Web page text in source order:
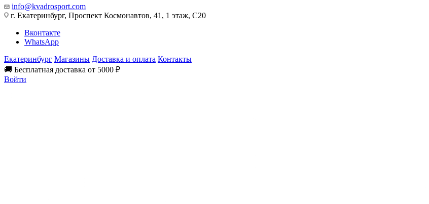
info@kvadrosport.com
г. Екатеринбург, Проспект Космонавтов, 41, 1 этаж, С20
Вконтакте
WhatsApp
Екатеринбург Магазины Доставка и оплата Контакты
🚚 Бесплатная доставка от 5000 ₽
Войти